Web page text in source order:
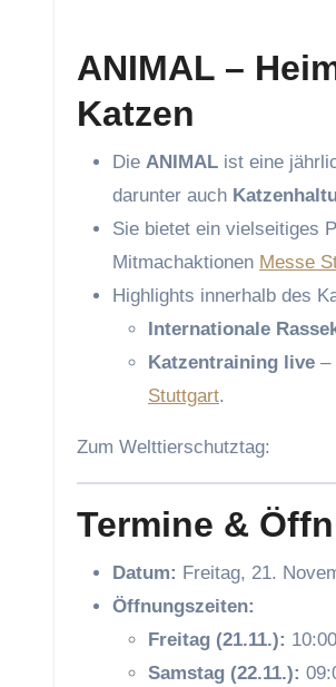
ANIMAL –
Katzen
Die ANIMAL ist eine
darunter auch
Sie bietet ein vielseitiges
Mitmachaktionen Messe
Highlights innerhalb des
Internationale
Katzentraining live –
Stuttgart.
Zum Welttierschutztag:
Termine &
Datum: Freitag, 21.
Öffnungszeiten:
Freitag (21.11.):
Samstag (22.11.):